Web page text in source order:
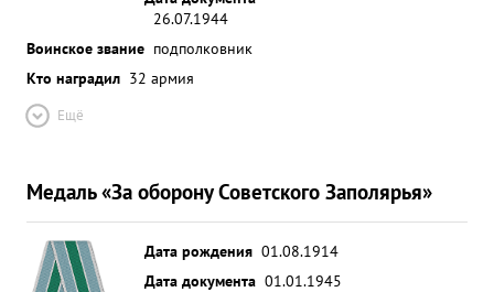
26.07.1944
Воинское звание подполковник
Кто наградил 32 армия
Ещё
Медаль «За оборону Советского Заполярья»
Дата рождения 01.08.1914
Дата документа 01.01.1945